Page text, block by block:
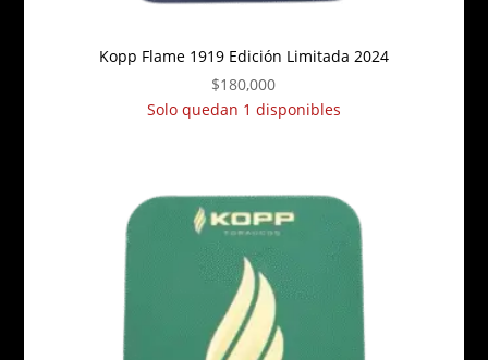
Kopp Flame 1919 Edición Limitada 2024
$180,000
Solo quedan 1 disponibles